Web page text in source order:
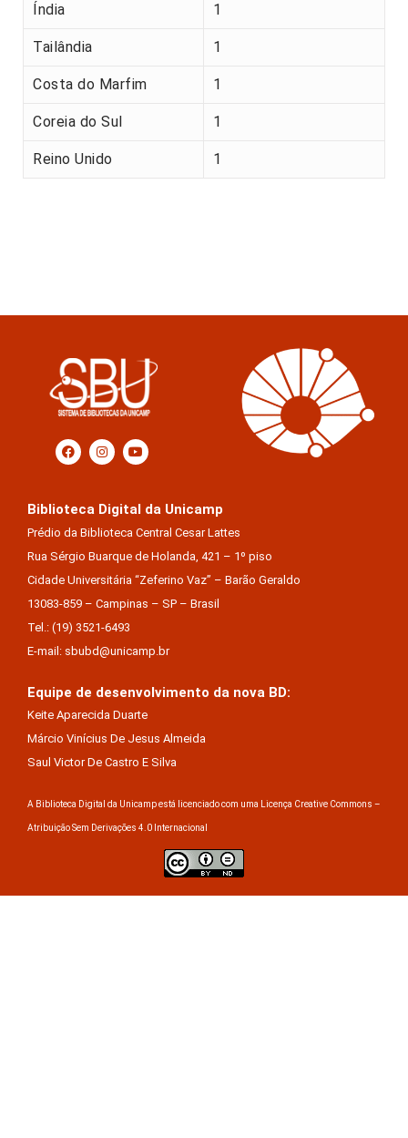
Índia 1
Tailândia 1
Costa do Marfim 1
Coreia do Sul 1
Reino Unido 1
Biblioteca Digital da Unicamp
Prédio da Biblioteca Central Cesar Lattes
Rua Sérgio Buarque de Holanda, 421 – 1º piso
Cidade Universitária “Zeferino Vaz” – Barão Geraldo
13083-859 – Campinas – SP – Brasil
Tel.: (19) 3521-6493
E-mail: sbubd@unicamp.br
Equipe de desenvolvimento da nova BD:
Keite Aparecida Duarte
Márcio Vinícius De Jesus Almeida
Saul Victor De Castro E Silva
A Biblioteca Digital da Unicamp está licenciado com uma Licença Creative Commons –
Atribuição Sem Derivações 4.0 Internacional